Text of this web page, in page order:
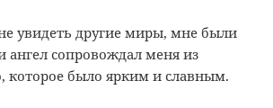
увидеть другие миры, мне были
ангел сопровождал меня из
которое было ярким и славным.